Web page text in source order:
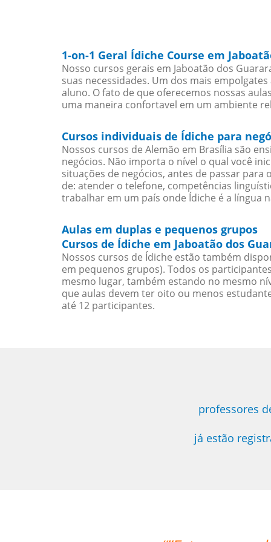
1-on-1 Geral Ídiche Course em
Nosso cursos gerais em Jaboatão dos
suas necessidades. Um dos mais
aluno. O fato de que oferecemos nossas
uma maneira confortavel em um ambiente
Cursos individuais de Ídiche para
Nossos cursos de Alemão em Brasília são
negócios. Não importa o nível o qual você
situações de negócios, antes de passar
de: atender o telefone, competências
trabalhar em um país onde Ídiche é a língua
Aulas em duplas e pequenos grupos
Cursos de Ídiche em Jaboatão dos
Nossos cursos de Ídiche estão também
em pequenos grupos). Todos os
mesmo lugar, também estando no mesmo
que aulas devem ter oito ou menos
até 12 participantes.
professores
já estão